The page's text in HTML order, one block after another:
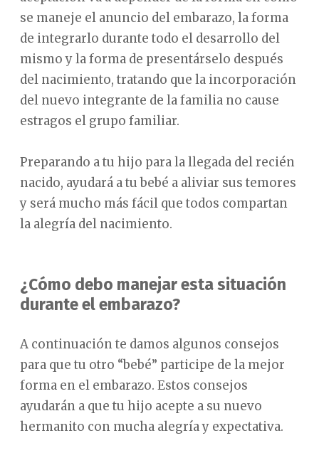
se maneje el anuncio del embarazo, la forma
de integrarlo durante todo el desarrollo del
mismo y la forma de presentárselo después
del nacimiento, tratando que la incorporación
del nuevo integrante de la familia no cause
estragos el grupo familiar.
Preparando a tu hijo para la llegada del recién
nacido, ayudará a tu bebé a aliviar sus temores
y será mucho más fácil que todos compartan
la alegría del nacimiento.
¿Cómo debo manejar esta situación
durante el embarazo?
A continuación te damos algunos consejos
para que tu otro “bebé” participe de la mejor
forma en el embarazo. Estos consejos
ayudarán a que tu hijo acepte a su nuevo
hermanito con mucha alegría y expectativa.